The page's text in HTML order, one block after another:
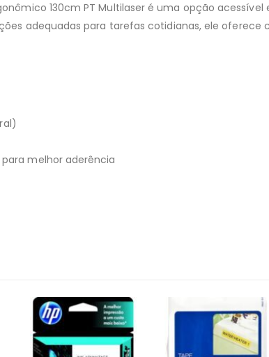
130cm PT Multilaser é uma opção
adequadas para tarefas cotidianas, ele oferece
melhor aderência